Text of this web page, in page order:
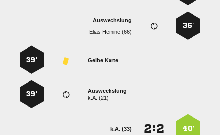
36’
Auswechslung
  
Gelbe Karte
39’
Auswechslung
k.A. (21)
39’
40’
:
k.A. (33)